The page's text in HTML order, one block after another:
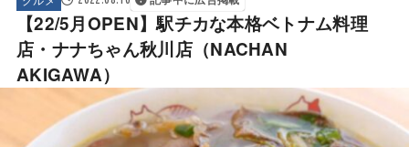
【22/5月OPEN】駅チカな本格ベトナム料理
店・ナナちゃん秋川店（NACHAN
AKIGAWA）